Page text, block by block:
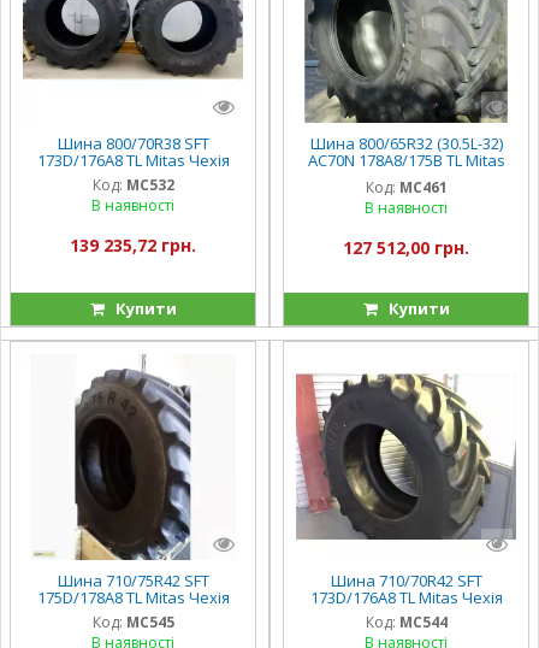
Шина 800/70R38 SFT
173D/176A8 TL Mitas Чехія
Код: MC532
В наявності
139 235,72 грн.
Купити
Шина 800/65R32 (30.5L-32)
AC70N 178A8/175B TL Mitas
Чехія
Код: MC461
В наявності
127 512,00 грн.
Купити
Шина 710/75R42 SFT
175D/178A8 TL Mitas Чехія
Код: MC545
В наявності
Шина 710/70R42 SFT
173D/176A8 TL Mitas Чехія
Код: MC544
В наявності